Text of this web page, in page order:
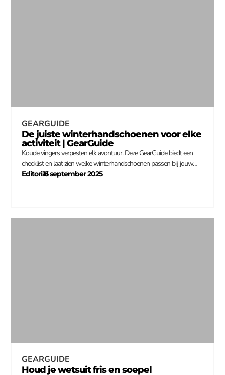
GEARGUIDE
De juiste winterhandschoenen voor elke
activiteit | GearGuide
Koude vingers verpesten elk avontuur. Deze GearGuide biedt een
checklist en laat zien welke winterhandschoenen passen bij jouw…
Editorial
–
15 september 2025
GEARGUIDE
Houd je wetsuit fris en soepel